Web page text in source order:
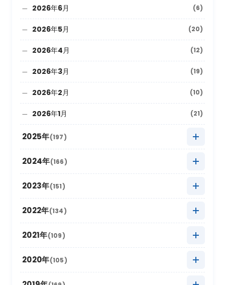
2026年6月 (6)
2026年5月 (20)
2026年4月 (12)
2026年3月 (19)
2026年2月 (10)
2026年1月 (21)
2025年(197)
2025年12月 (9)
2025年11月
2025年10月 (27)
2025年9月 (10)
2025年7月 (16)
2024年(166)
2024年12月 (8)
2024年11月
2024年10月 (20)
2024年9月 (12)
2023年(151)
2023年12月 (5)
2023年11月
2023年10月 (24)
2023年9月 (11)
2022年(134)
2022年12月 (11)
2022年11月
2022年10月 (21)
2021年(109)
2021年12月 (3)
2021年11月
2020年(105)
2020年12月 (4)